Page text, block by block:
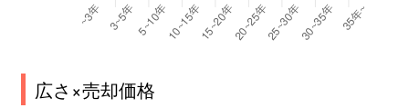
広さ×売却価格